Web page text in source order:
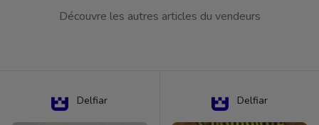
Découvre les autres articles du vendeurs
Delfiar Delfiar